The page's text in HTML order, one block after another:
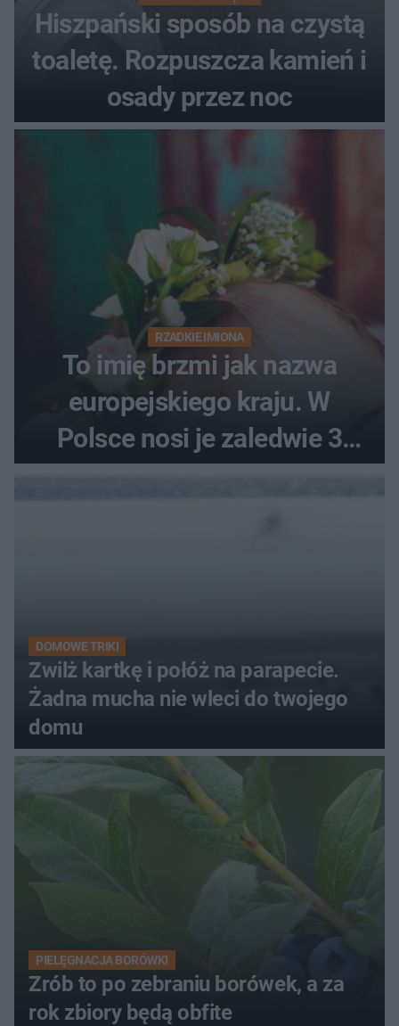
Hiszpański sposób na czystą
toaletę. Rozpuszcza kamień i
osady przez noc
RZADKIE IMIONA
To imię brzmi jak nazwa
europejskiego kraju. W
Polsce nosi je zaledwie 3
kobiety
DOMOWE TRIKI
Zwilż kartkę i połóż na parapecie.
Żadna mucha nie wleci do twojego
domu
PIELĘGNACJA BORÓWKI
Zrób to po zebraniu borówek, a za
rok zbiory będą obfite